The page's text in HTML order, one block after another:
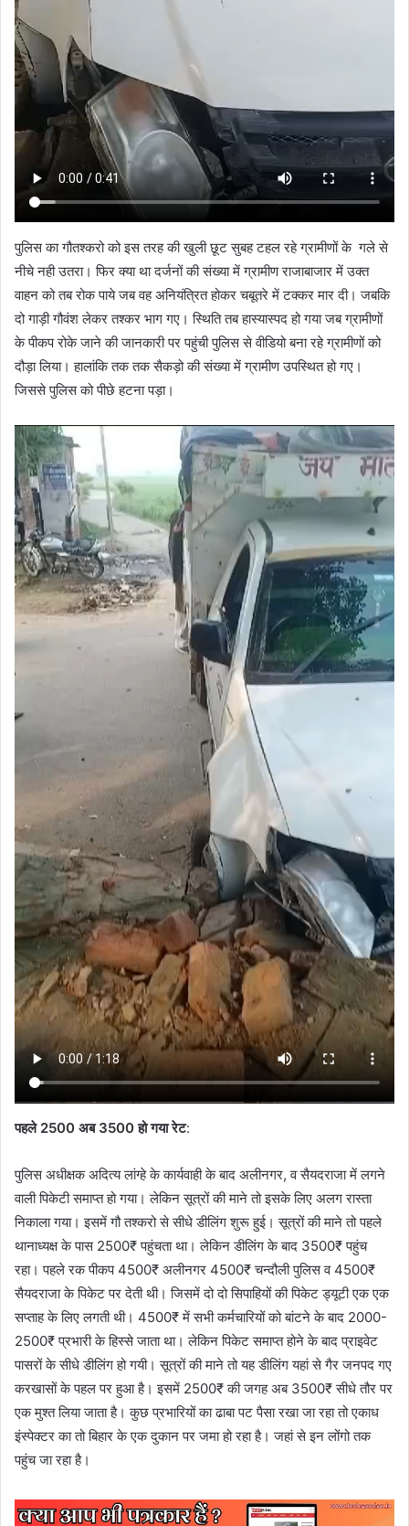
पुलिस का गौतश्करो को इस तरह की खुली छूट सुबह टहल रहे ग्रामीणों के गले से
नीचे नही उतरा। फिर क्या था दर्जनों की संख्या में ग्रामीण राजाबाजार में उक्त
वाहन को तब रोक पाये जब वह अनियंत्रित होकर चबूतरे में टक्कर मार दी। जबकि
दो गाड़ी गौवंश लेकर तश्कर भाग गए। स्थिति तब हास्यास्पद हो गया जब ग्रामीणों
के पीकप रोके जाने की जानकारी पर पहुंची पुलिस से वीडियो बना रहे ग्रामीणों को
दौड़ा लिया। हालांकि तक तक सैकड़ो की संख्या में ग्रामीण उपस्थित हो गए।
जिससे पुलिस को पीछे हटना पड़ा।
पहले 2500 अब 3500 हो गया रेट:
पुलिस अधीक्षक अदित्य लांग्हे के कार्यवाही के बाद अलीनगर, व सैयदराजा में लगने
वाली पिकेटी समाप्त हो गया। लेकिन सूत्रों की माने तो इसके लिए अलग रास्ता
निकाला गया। इसमें गौ तश्करो से सीधे डीलिंग शुरू हुई। सूत्रों की माने तो पहले
थानाध्यक्ष के पास 2500₹ पहुंचता था। लेकिन डीलिंग के बाद 3500₹ पहुंच
रहा। पहले रक पीकप 4500₹ अलीनगर 4500₹ चन्दौली पुलिस व 4500₹
सैयदराजा के पिकेट पर देती थी। जिसमें दो दो सिपाहियों की पिकेट ड्यूटी एक एक
सप्ताह के लिए लगती थी। 4500₹ में सभी कर्मचारियों को बांटने के बाद 2000-
2500₹ प्रभारी के हिस्से जाता था। लेकिन पिकेट समाप्त होने के बाद प्राइवेट
पासरों के सीधे डीलिंग हो गयी। सूत्रों की माने तो यह डीलिंग यहां से गैर जनपद गए
करखासों के पहल पर हुआ है। इसमें 2500₹ की जगह अब 3500₹ सीधे तौर पर
एक मुश्त लिया जाता है। कुछ प्रभारियों का ढाबा पट पैसा रखा जा रहा तो एकाध
इंस्पेक्टर का तो बिहार के एक दुकान पर जमा हो रहा है। जहां से इन लोंगो तक
पहुंच जा रहा है।